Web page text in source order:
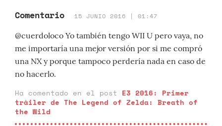
Comentario 15 JUNIO 2016 | 01:47
@cuerdoloco Yo también tengo WII U pero vaya, no
me importaría una mejor versión por si me compró
una NX y porque tampoco perdería nada en caso de
no hacerlo.
Ha comentado en el post E3 2016: Primer
tráiler de The Legend of Zelda: Breath of
the Wild